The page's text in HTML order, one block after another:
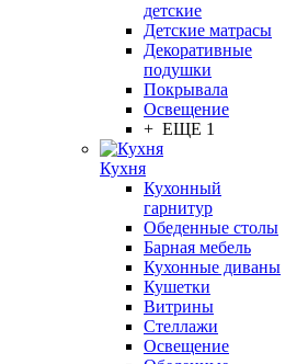
детские
Детские матрасы
Декоративные
подушки
Покрывала
Освещение
+ ЕЩЕ 1
Кухня
Кухонный
гарнитур
Обеденные столы
Барная мебель
Кухонные диваны
Кушетки
Витрины
Стеллажи
Освещение